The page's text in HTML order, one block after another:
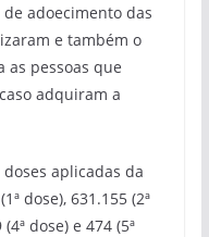
adoecimento das
e também o
as pessoas que
adquiram a
aplicadas da
dose), 631.155 (2ª
dose) e 474 (5ª